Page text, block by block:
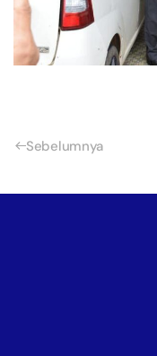
Sebelumnya